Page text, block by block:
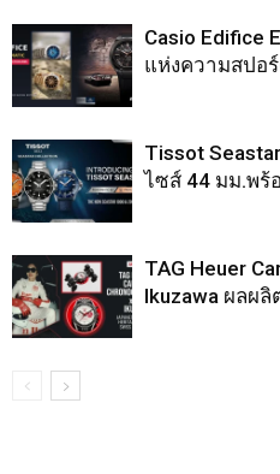
Casio Edifice
แห่งความสปอ
Tissot
ไซส์ 44 มม.พ
TAG Heuer
Ikuzawa ผลผ